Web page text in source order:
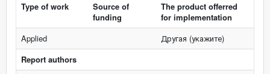
Type of work
Source of
funding
The product offerred
for implementation
Applied
Другая (укажите)
Report authors